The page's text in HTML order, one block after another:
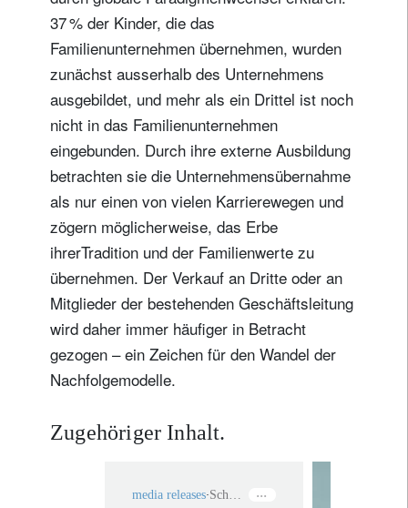
37 % der Kinder, die das
Familienunternehmen übernehmen, wurden
zunächst ausserhalb des Unternehmens
ausgebildet, und mehr als ein Drittel ist noch
nicht in das Familienunternehmen
eingebunden. Durch ihre externe Ausbildung
betrachten sie die Unternehmensübernahme
als nur einen von vielen Karrierewegen und
zögern möglicherweise, das Erbe
ihrerTradition und der Familienwerte zu
übernehmen. Der Verkauf an Dritte oder an
Mitglieder der bestehenden Geschäftsleitung
wird daher immer häufiger in Betracht
gezogen – ein Zeichen für den Wandel der
Nachfolgemodelle.
Zugehöriger Inhalt.
media releases